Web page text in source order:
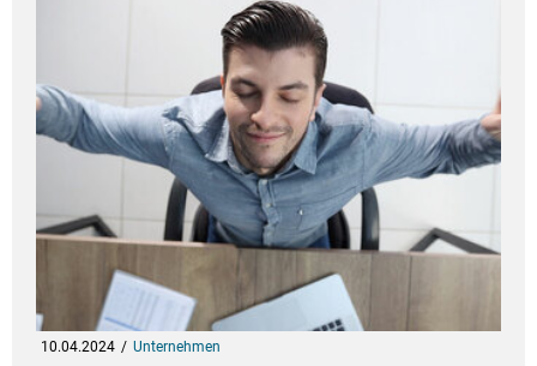
10.04.2024 Unternehmen